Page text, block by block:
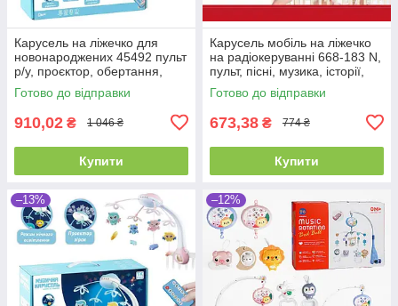
Карусель на ліжечко для
новонароджених 45492 пульт
р/у, проєктор, обертання,
мелодії, звуки, колискові
Готово до відправки
910,02 ₴ 1 046 ₴
Купити
Карусель мобіль на ліжечко
на радіокеруванні 668-183 N,
пульт, пісні, музика, історії,
Англ озвучення
Готово до відправки
673,38 ₴ 774 ₴
Купити
–13% –12%